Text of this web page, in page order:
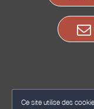
Ce site utilise des